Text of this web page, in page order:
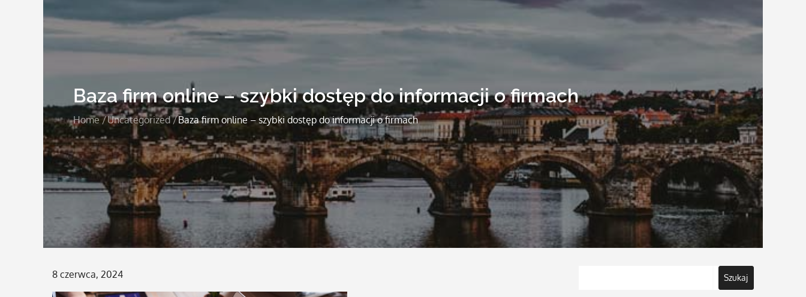
Baza firm online – szybki dostęp do informacji o firmach
Home Uncategorized Baza firm online – szybki dostęp do informacji o firmach
Posted
on
8 czerwca, 2024 Szukaj